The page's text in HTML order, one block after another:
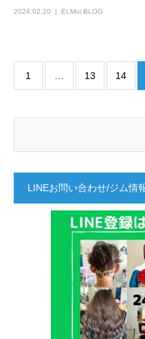
2024.02.20 Et,Moi BLOG
1 13 14
LINEお問い合わせ/ジム情